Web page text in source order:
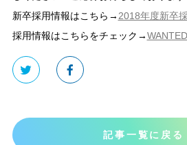
新卒採用情報はこちら→ 2018年度新卒
採用情報はこちらをチェック→
記事一覧に戻る